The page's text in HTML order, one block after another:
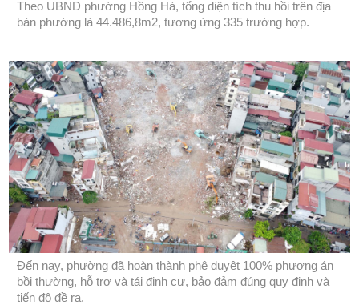
Theo UBND phường Hồng Hà, tổng diện tích thu hồi trên địa
bàn phường là 44.486,8m2, tương ứng 335 trường hợp.
Đến nay, phường đã hoàn thành phê duyệt 100% phương án
bồi thường, hỗ trợ và tái định cư, bảo đảm đúng quy định và
tiến độ đề ra.